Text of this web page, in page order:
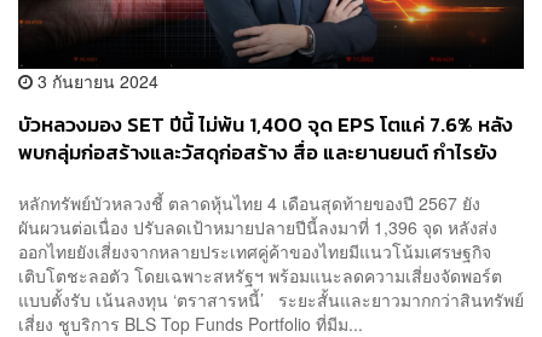
3 กันยายน 2024
บัวหลวงมอง SET ปีนี้ ไม่พ้น 1,400 จุด EPS โตแค่ 7.6% หลัง
พบกลุ่มก่อสร้างและวัสดุก่อสร้าง สื่อ และยานยนต์ กำไรยัง
สินทรัพย์เสี่ยง เพิ่มน้ำหนักตราสารหนี้
หลักทรัพย์บัวหลวงชี้ ตลาดหุ้นไทย 4 เดือนสุดท้ายของปี 2567 ยัง
ผันผวนต่อเนื่อง ปรับลดเป้าหมายปลายปีนี้ลงมาที่ 1,396 จุด หลังส่ง
ออกไทยยังเสี่ยงจากหลายประเทศคู่ค้าของไทยมีแนวโน้มเศรษฐกิจ
เติบโตชะลอตัว โดยเฉพาะสหรัฐฯ พร้อมแนะลดความเสี่ยงจัดพอร์ต
แบบตั้งรับ เน้นลงทุน ‘ตราสารหนี้’ ระยะสั้นและยาวมากกว่าสินทรัพย์
เสี่ยง ชูบริการ BLS Top Funds Portfolio ที่มีม...